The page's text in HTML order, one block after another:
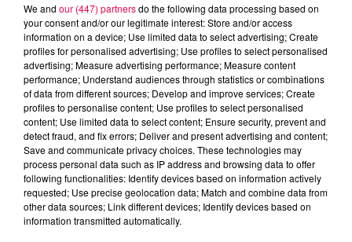
podcasts/2025/10/Roule-ma-Poule.mp3
We and our (447) partnersdo the following data processing based on
your consent and/or our legitimate interest: Store and/or access
information on a device; Use limited data to select advertising; Create
profiles for personalised advertising; Use profiles to select personalised
advertising; Measure advertising performance; Measure content
performance; Understand audiences through statistics or combinations
of data from different sources; Develop and improve services; Create
profiles to personalise content; Use profiles to select personalised
content; Use limited data to select content; Ensure security, prevent and
detect fraud, and fix errors; Deliver and present advertising and content;
Save and communicate privacy choices. These technologies may
process personal data such as IP address and browsing data to offer
following functionalities: Identify devices based on information actively
requested; Use precise geolocation data; Match and combine data from
other data sources; Link different devices; Identify devices based on
information transmitted automatically.